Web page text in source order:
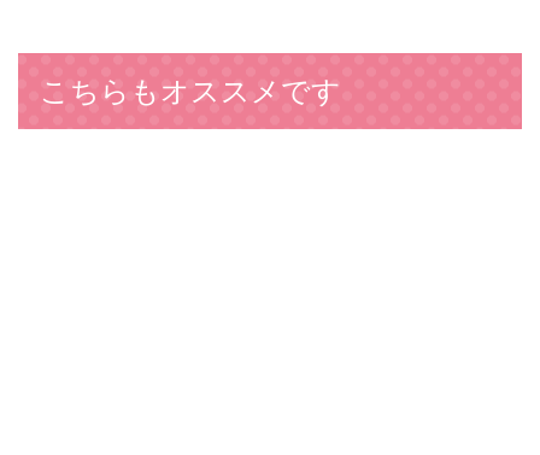
こちらもオススメです